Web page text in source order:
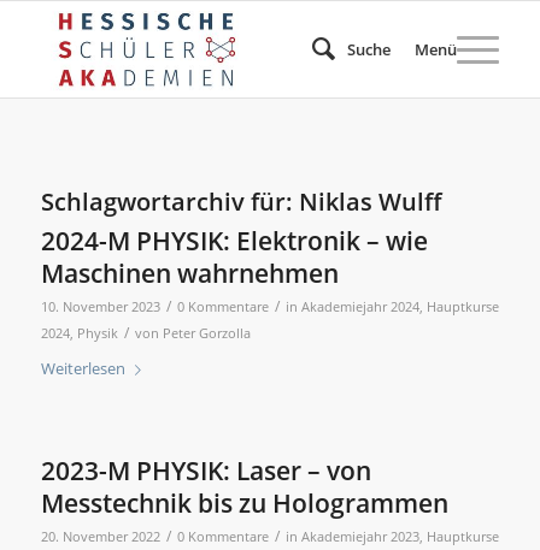
Suche Menü
Schlagwortarchiv für: Niklas Wulff
2024-M PHYSIK: Elektronik – wie
Maschinen wahrnehmen
10. November 2023 / 0 Kommentare / in Akademiejahr 2024, Hauptkurse
2024, Physik / von Peter Gorzolla
Weiterlesen
2023-M PHYSIK: Laser – von
Messtechnik bis zu Hologrammen
20. November 2022 / 0 Kommentare / in Akademiejahr 2023, Hauptkurse